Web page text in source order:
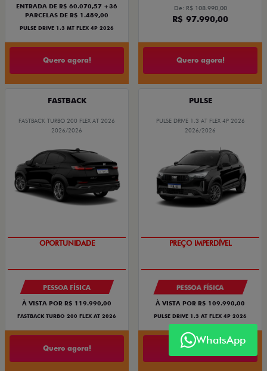
ENTRADA DE R$ 60.070,57 +36
PARCELAS DE R$ 1.489,00
PULSE DRIVE 1.3 MT FLEX 4P 2026
Quero agora!
De: R$ 108.990,00
R$ 97.990,00
Quero agora!
FASTBACK
FASTBACK TURBO 200 FLEX AT 2026
2026/2026
OPORTUNIDADE
PESSOA FÍSICA
À VISTA POR R$ 119.990,00
FASTBACK TURBO 200 FLEX AT 2026
Quero agora!
PULSE
PULSE DRIVE 1.3 AT FLEX 4P 2026
2026/2026
PREÇO IMPERDÍVEL
PESSOA FÍSICA
À VISTA POR R$ 109.990,00
PULSE DRIVE 1.3 AT FLEX 4P 2026
Quero agora!
WhatsApp